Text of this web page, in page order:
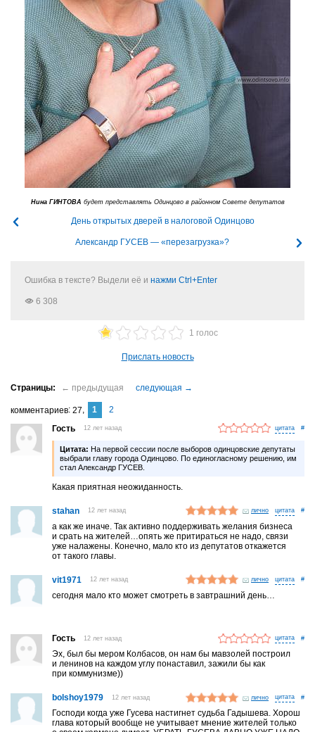
Нина ГИНТОВА будет представлять Одинцово в районном Совете депутатов
День открытых дверей в налоговой Одинцово
Александр ГУСЕВ — «перезагрузка»?
Ошибка в тексте? Выдели её и нажми Ctrl+Enter
6 308
1 голос
Прислать новость
комментариев 27 1
2
Гость
12 лет назад #
Цитата: На первой сессии после выборов одинцовские депутаты
выбрали главу города Одинцово. По единогласному решению, им
стал Александр ГУСЕВ.
Какая приятная неожиданность.
stahan 12 лет назад лично #
а как же иначе. Так активно поддерживать желания бизнеса
и срать на жителей…опять же притираться не надо, связи
уже налажены. Конечно, мало кто из депутатов откажется
от такого главы.
vit1971 12 лет назад лично #
сегодня мало кто может смотреть в завтрашний день…
Гость 12 лет назад #
Эх, был бы мером Колбасов, он нам бы мавзолей построил
и ленинов на каждом углу понаставил, зажили бы как
при коммунизме))
bolshoy1979 12 лет назад лично #
Господи когда уже Гусева настигнет судьба Гадышева. Хорош
глава который вообще не учитывает мнение жителей только